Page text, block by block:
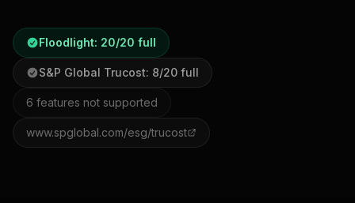
Floodlight: 20/20 full
S&P Global Trucost: 8/20 full
6 features not supported
www.spglobal.com/esg/trucost